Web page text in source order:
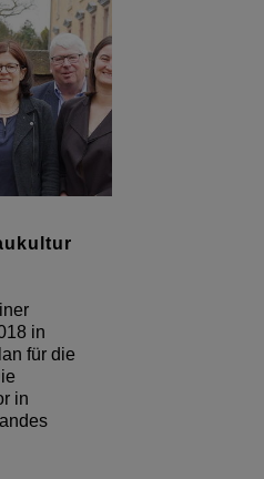
in
für die
in